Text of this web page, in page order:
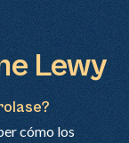
Lewy
cómo los